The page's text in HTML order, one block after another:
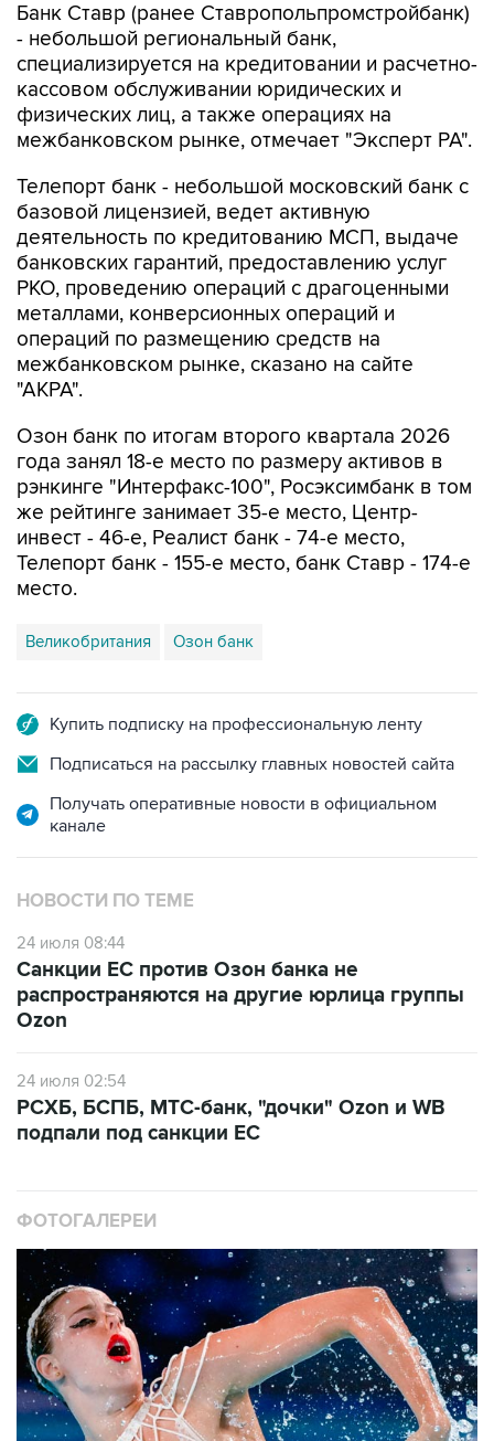
Банк Ставр (ранее Ставропольпромстройбанк)
- небольшой региональный банк,
специализируется на кредитовании и расчетно-
кассовом обслуживании юридических и
физических лиц, а также операциях на
межбанковском рынке, отмечает "Эксперт РА".
Телепорт банк - небольшой московский банк с
базовой лицензией, ведет активную
деятельность по кредитованию МСП, выдаче
банковских гарантий, предоставлению услуг
РКО, проведению операций с драгоценными
металлами, конверсионных операций и
операций по размещению средств на
межбанковском рынке, сказано на сайте
"АКРА".
Озон банк по итогам второго квартала 2026
года занял 18-е место по размеру активов в
рэнкинге "Интерфакс-100", Росэксимбанк в том
же рейтинге занимает 35-е место, Центр-
инвест - 46-е, Реалист банк - 74-е место,
Телепорт банк - 155-е место, банк Ставр - 174-е
место.
Великобритания Озон банк
Купить подписку на профессиональную ленту
Подписаться на рассылку главных новостей сайта
Получать оперативные новости в официальном
канале
НОВОСТИ ПО ТЕМЕ
24 июля 08:44
Санкции ЕС против Озон банка не
распространяются на другие юрлица группы
Ozon
24 июля 02:54
РСХБ, БСПБ, МТС-банк, "дочки" Ozon и WB
подпали под санкции ЕС
ФОТОГАЛЕРЕИ